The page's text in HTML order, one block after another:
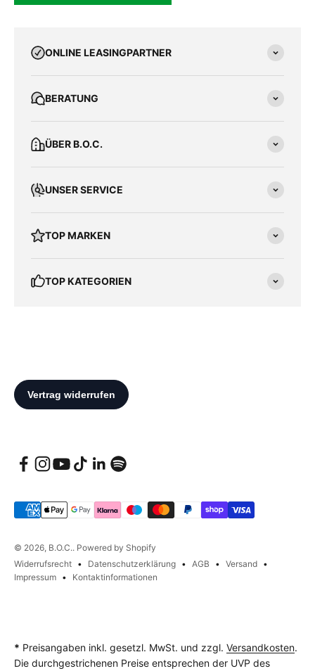
ONLINE LEASINGPARTNER
BERATUNG
ÜBER B.O.C.
UNSER SERVICE
TOP MARKEN
TOP KATEGORIEN
© 2026, B.O.C.. Powered by Shopify
Widerrufsrecht
Datenschutzerklärung AGB
Versand
Impressum
Kontaktinformationen
* Preisangaben inkl. gesetzl. MwSt. und zzgl. Versandkosten.
Die durchgestrichenen Preise entsprechen der UVP des